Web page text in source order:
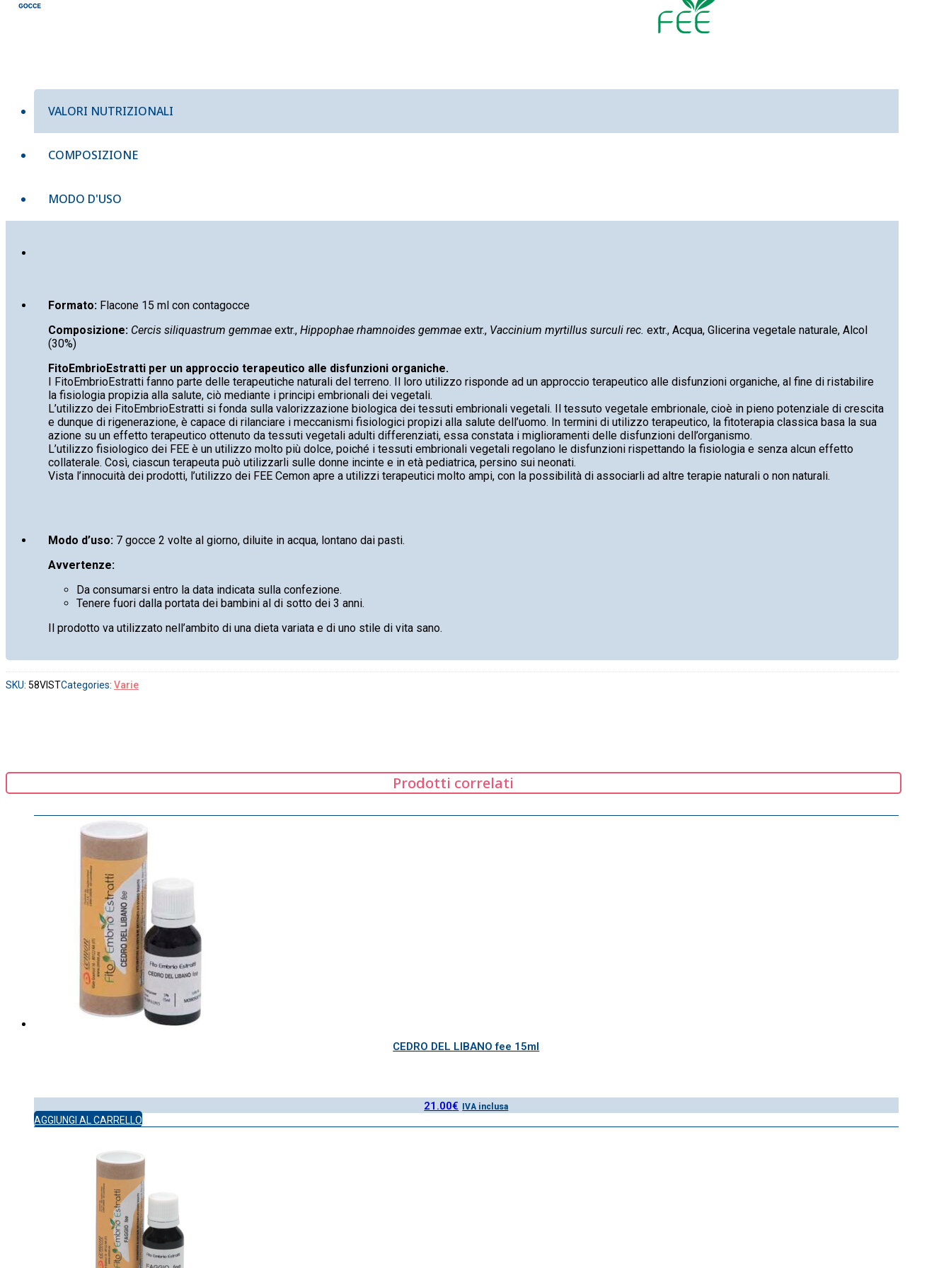
VALORI NUTRIZIONALI
COMPOSIZIONE
MODO D'USO
Formato: Flacone 15 ml con contagocce
Composizione: Cercis siliquastrum gemmae extr., Hippophae rhamnoides gemmae extr., Vaccinium myrtillus surculi rec. extr., Acqua, Glicerina vegetale naturale, Alcol
(30%)
FitoEmbrioEstratti per un approccio terapeutico alle disfunzioni organiche.
I FitoEmbrioEstratti fanno parte delle terapeutiche naturali del terreno. Il loro utilizzo risponde ad un approccio terapeutico alle disfunzioni organiche, al fine di ristabilire
la fisiologia propizia alla salute, ciò mediante i principi embrionali dei vegetali.
L’utilizzo dei FitoEmbrioEstratti si fonda sulla valorizzazione biologica dei tessuti embrionali vegetali. Il tessuto vegetale embrionale, cioè in pieno potenziale di crescita
e dunque di rigenerazione, è capace di rilanciare i meccanismi fisiologici propizi alla salute dell’uomo. In termini di utilizzo terapeutico, la fitoterapia classica basa la sua
azione su un effetto terapeutico ottenuto da tessuti vegetali adulti differenziati, essa constata i miglioramenti delle disfunzioni dell’organismo.
L’utilizzo fisiologico dei FEE è un utilizzo molto più dolce, poiché i tessuti embrionali vegetali regolano le disfunzioni rispettando la fisiologia e senza alcun effetto
collaterale. Così, ciascun terapeuta può utilizzarli sulle donne incinte e in età pediatrica, persino sui neonati.
Vista l’innocuità dei prodotti, l’utilizzo dei FEE Cemon apre a utilizzi terapeutici molto ampi, con la possibilità di associarli ad altre terapie naturali o non naturali.
Modo d’uso: 7 gocce 2 volte al giorno, diluite in acqua, lontano dai pasti.
Avvertenze:
Da consumarsi entro la data indicata sulla confezione.
Tenere fuori dalla portata dei bambini al di sotto dei 3 anni.
Il prodotto va utilizzato nell’ambito di una dieta variata e di uno stile di vita sano.
SKU: 58VISTCategories: Varie
Prodotti correlati
CEDRO DEL LIBANO fee 15ml
21.00€ IVA inclusa
AGGIUNGI AL CARRELLO